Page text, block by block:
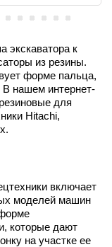
экскаватора к
из резины.
форме пальца,
В нашем интернет-
для
Hitachi,
включает
моделей машин
которые дают
на участке ее